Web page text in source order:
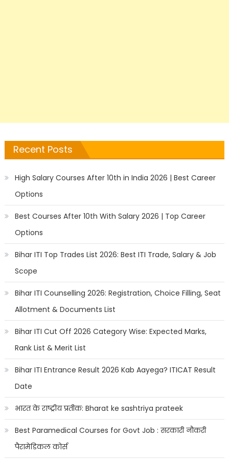
Recent Posts
High Salary Courses After 10th in India 2026 | Best Career
Options
Best Courses After 10th With Salary 2026 | Top Career
Options
Bihar ITI Top Trades List 2026: Best ITI Trade, Salary & Job
Scope
Bihar ITI Counselling 2026: Registration, Choice Filling, Seat
Allotment & Documents List
Bihar ITI Cut Off 2026 Category Wise: Expected Marks,
Rank List & Merit List
Bihar ITI Entrance Result 2026 Kab Aayega? ITICAT Result
Date
भारत के राष्ट्रीय प्रतीक: Bharat ke sashtriya prateek
Best Paramedical Courses for Govt Job : सरकारी नौकरी
पैरामेडिकल कोर्स